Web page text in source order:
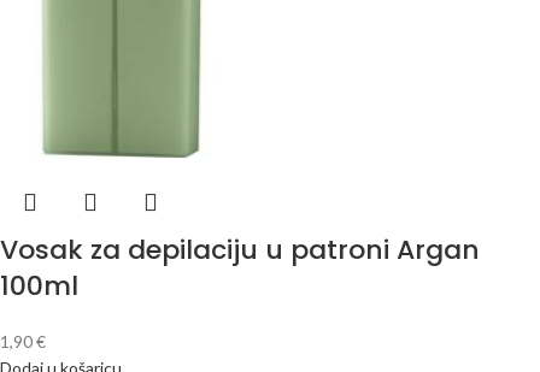
Vosak za depilaciju u patroni Argan
100ml
1,90€